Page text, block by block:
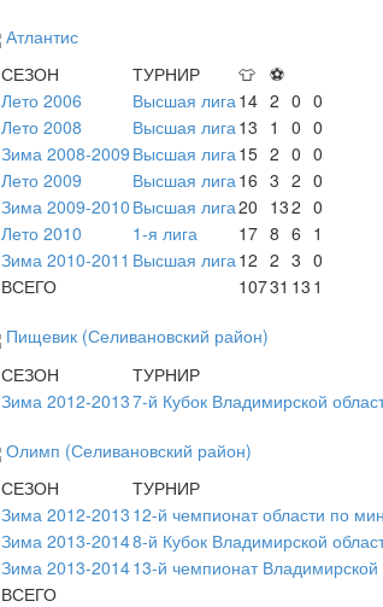
Атлантис
СЕЗОН
ТУРНИР 👕 ⚽
Лето 2006
Высшая лига14 2 0 0
Лето 2008
Высшая лига13 1 0 0
Зима 2008-2009 Высшая лига15 2 0 0
Лето 2009
Высшая лига16 3 2 0
Зима 2009-2010 Высшая лига20 132 0
Лето 2010
1-я лига 17 8 6 1
Зима 2010-2011 Высшая лига12 2 3 0
ВСЕГО
10731 13 1
Пищевик (Селивановский район)
СЕЗОН
ТУРНИР
Зима 2012-20137-й Кубок Владимирской
Олимп (Селивановский район)
СЕЗОН
ТУРНИР
Зима 2012-2013 12-й чемпионат области по
Зима 2013-20148-й Кубок Владимирской
Зима 2013-201413-й чемпионат
ВСЕГО